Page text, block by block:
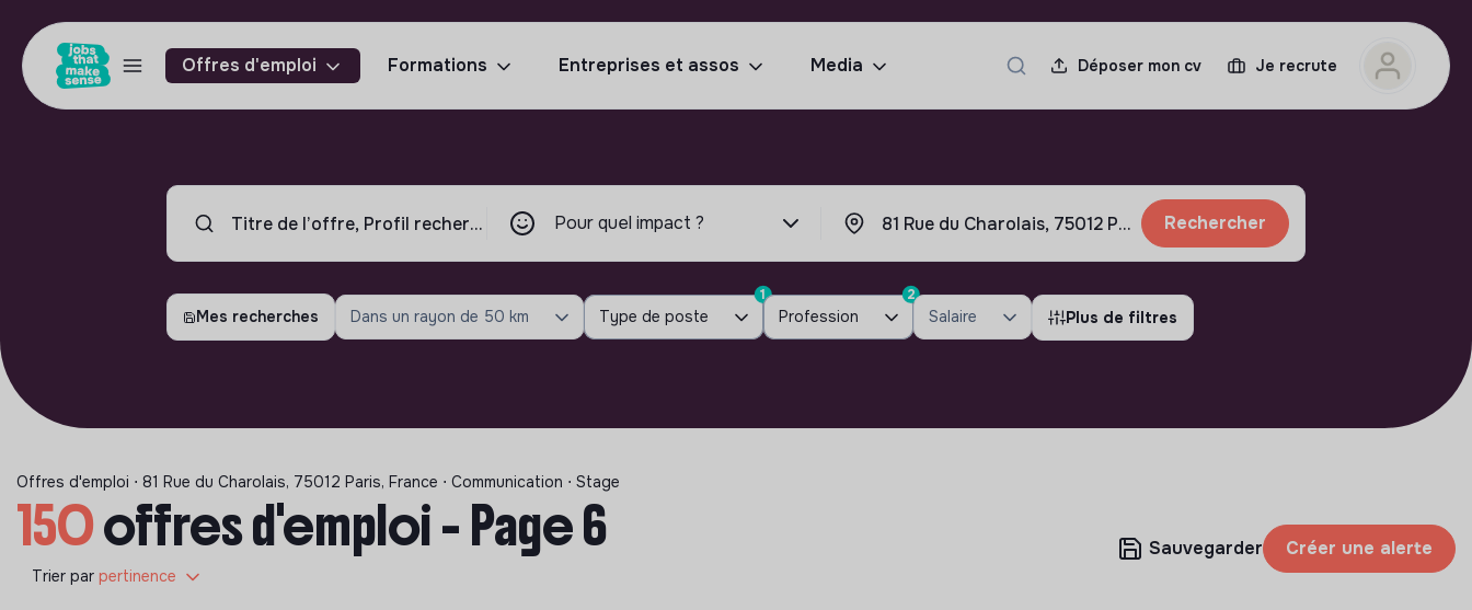
Offres d'emploi Formations Entreprises et assos Media Déposer mon cv Je recrute
Pour quel impact ? Rechercher
Mes recherches Dans un rayon de 50 km Type de poste
1
Profession
2
Salaire Plus de filtres
Offres d'emploi ⋅ 81 Rue du Charolais, 75012 Paris, France ⋅ Communication ⋅ Stage
150offres d'emploi - Page 6
Trier par pertinence
Sauvegarder Créer une alerte